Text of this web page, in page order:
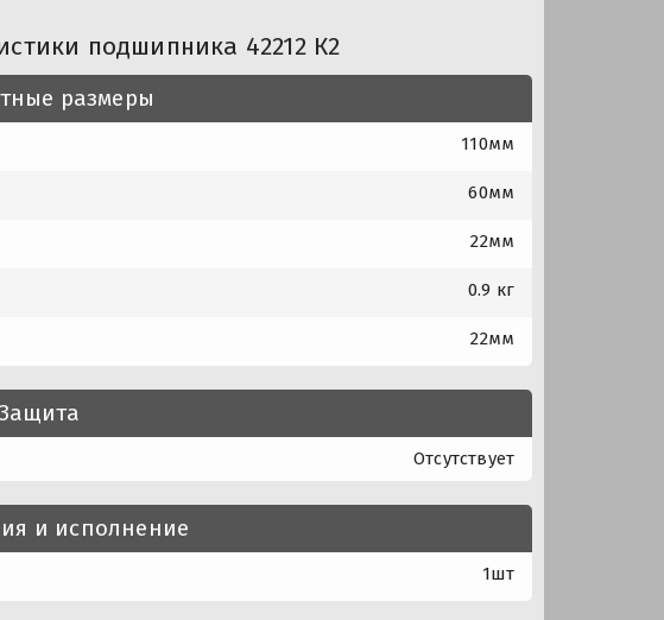
подшипника 42212 К2
размеры
110мм
60мм
22мм
0.9 кг
22мм
Отсутствует
и исполнение
1шт